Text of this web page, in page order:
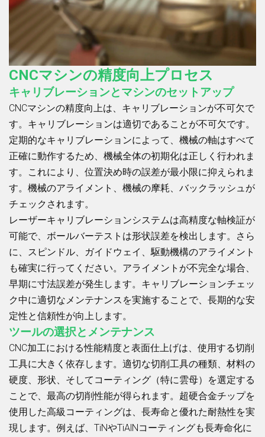
CNCマシンの精度向上プロセス
キャリブレーションとマシンのセットアップ
CNCマシンの精度向上は、キャリブレーションが不可欠で
す。キャリブレーションは適切であることが不可欠です。
定期的なキャリブレーションによって、機械の軸はすべて
正確に動作するため、機械全体の初期化は正しく行われま
す。これにより、位置決め時の誤差が最小限に抑えられま
す。機械のアライメント、機械の摩耗、バックラッシュが
チェックされます。
レーザーキャリブレーションシステムは高精度な軸検証が
可能で、ボールバーテストは形状誤差を検出します。さら
に、スピンドル、ガイドウェイ、駆動機構のアライメント
も確実に行ってください。アライメントが不完全な場合、
早期に寸法誤差が発生します。キャリブレーションチェッ
ク中に適切なメンテナンスを実施することで、長期的な安
定性と信頼性が向上します。
ツールの選択とメンテナンス
CNC加工における性能精度と表面仕上げは、使用する切削
工具に大きく依存します。適切な切削工具の種類、材料の
硬度、形状、そしてコーティング（特に雲母）を選定する
ことで、最高の切削性能が得られます。超硬合金チップを
使用した高級コーティングは、長寿命と優れた耐熱性を実
現します。例えば、TiNやTiAlNコーティングも長寿命化に